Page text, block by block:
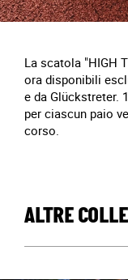
La scatola "HIGH
ora disponibili
e da Glückstreter.
per ciascun paio
corso.
ALTRE